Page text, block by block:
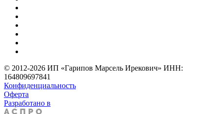
© 2012-2026 ИП «Гарипов Марсель Ирекович» ИНН:
164809697841
Конфиденциальность
Оферта
Разработано в